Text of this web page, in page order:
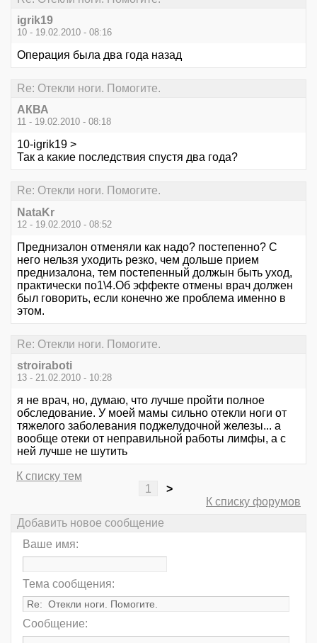
igrik19
10 - 19.02.2010 - 08:16
Операция была два года назад
Re: Отекли ноги. Помогите.
АКВА
11 - 19.02.2010 - 08:18
10-igrik19 >
Так а какие последствия спустя два года?
Re: Отекли ноги. Помогите.
NataKr
12 - 19.02.2010 - 08:52
Преднизалон отменяли как надо? постепенно? С
него нельзя уходить резко, чем дольше прием
преднизалона, тем постепенный должын быть уход,
практически по1\4.Об эффекте отмены врач должен
был говорить, если конечно же проблема именно в
этом.
Re: Отекли ноги. Помогите.
stroiraboti
13 - 21.02.2010 - 10:28
я не врач, но, думаю, что лучше пройти полное
обследование. У моей мамы сильно отекли ноги от
тяжелого заболевания поджелудочной железы... а
вообще отеки от неправильной работы лимфы, а с
ней лучше не шутить
К списку тем
1
>
К списку форумов
Добавить новое сообщение
Ваше имя:
Тема сообщения:
Сообщение: